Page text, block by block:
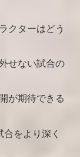
クターはどう
せない試合の
が期待できる
をより深く